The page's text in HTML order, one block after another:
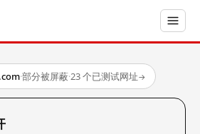
·部分被屏蔽·23 个已测试网址→